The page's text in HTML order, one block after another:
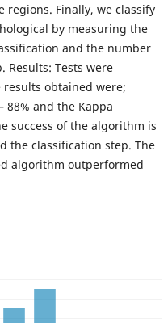
regions. Finally, we classify
by measuring the
and the number
Results: Tests were
results obtained were;
88% and the Kappa
success of the algorithm is
the classification step. The
algorithm outperformed